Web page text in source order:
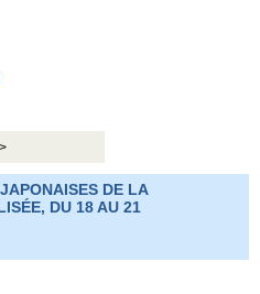
DE LA
DU 18 AU 21